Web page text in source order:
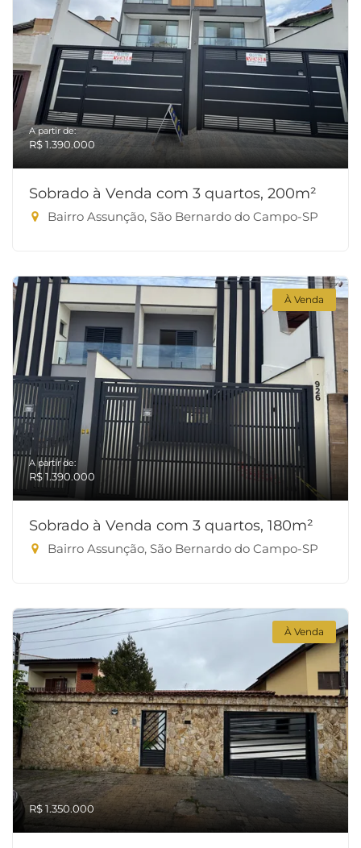
A partir de:
R$ 1.390.000
Sobrado à Venda com 3 quartos, 200m²
Bairro Assunção, São Bernardo do Campo-SP
À Venda
A partir de:
R$ 1.390.000
Sobrado à Venda com 3 quartos, 180m²
Bairro Assunção, São Bernardo do Campo-SP
À Venda
R$ 1.350.000